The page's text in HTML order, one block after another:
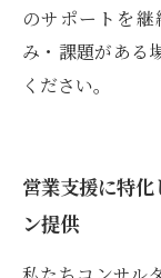
のサポートを
み・課題がある
ください。
営業支援に特
ン提供